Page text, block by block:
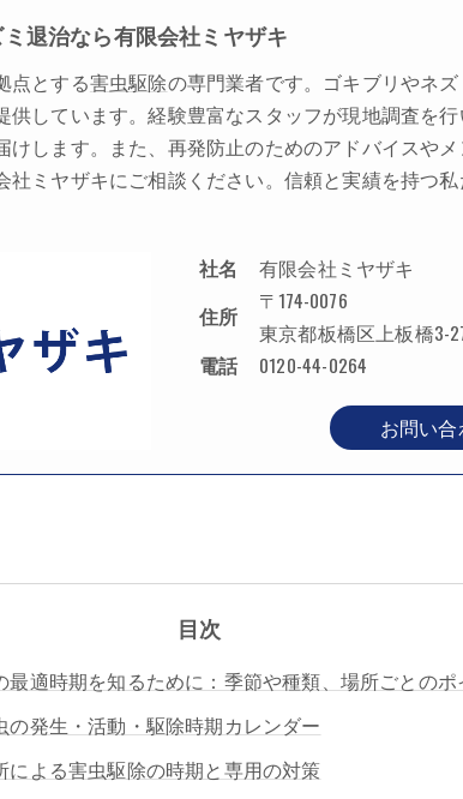
退治なら有限会社ミヤザキ
点とする害虫駆除の専門業者です。ゴキブリやネ
供しています。経験豊富なスタッフが現地調査を
します。また、再発防止のためのアドバイスや
社ミヤザキにご相談ください。信頼と実績を持つ
社名
有限会社ミヤザキ
住所
〒174-0076
東京都板橋区上板橋3-
電話
0120-44-0264
お問い
目次
最適時期を知るために：季節や種類、場所ごとのポ
の発生・活動・駆除時期カレンダー
による害虫駆除の時期と専用の対策